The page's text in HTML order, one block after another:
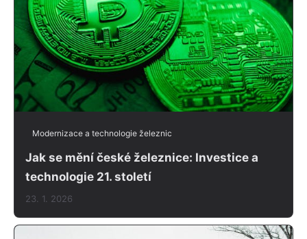
Modernizace a technologie železnic
Jak se mění české železnice: Investice a
technologie 21. století
23. 1. 2026